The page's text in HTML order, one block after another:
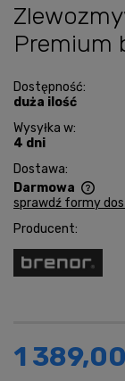
Premium
Dostępność:
duża ilość
Wysyłka w:
4 dni
Dostawa:
Darmowa
Cena nie
sprawdź formy
Producent:
1